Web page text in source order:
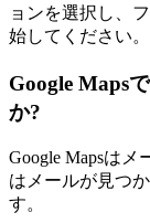
ョンを選択し、
始してください。
Google Maps
か?
Google Mapsはメ
はメールが見つ
す。